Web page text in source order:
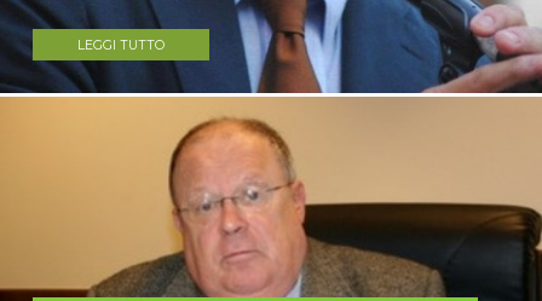
LEGGI TUTTO